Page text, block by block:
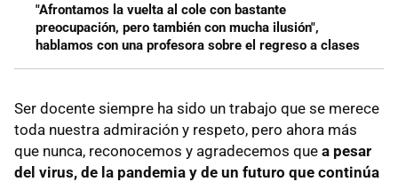
"Afrontamos la vuelta al cole con bastante
preocupación, pero también con mucha ilusión",
hablamos con una profesora sobre el regreso a clases
Ser docente siempre ha sido un trabajo que se merece
toda nuestra admiración y respeto, pero ahora más
que nunca, reconocemos y agradecemos que a pesar
del virus, de la pandemia y de un futuro que continúa